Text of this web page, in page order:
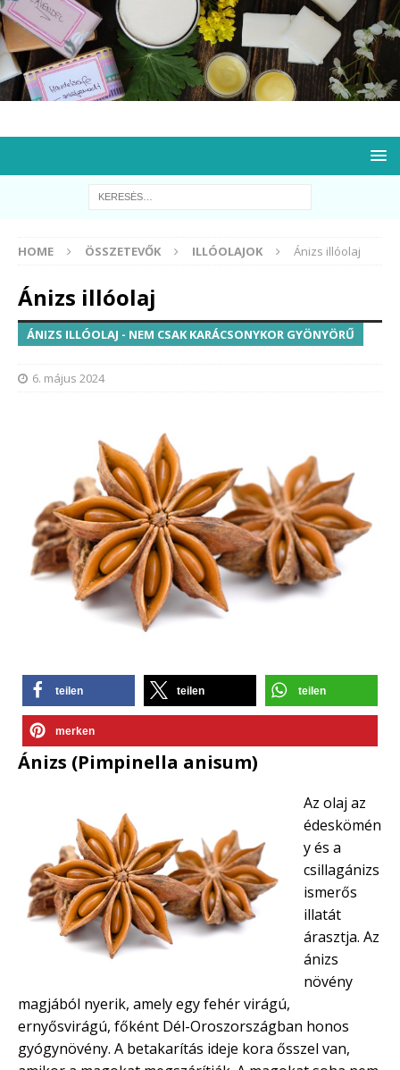
HOME ÖSSZETEVŐK ILLÓOLAJOK Ánizs illóolaj
Ánizs illóolaj
ÁNIZS ILLÓOLAJ - NEM CSAK KARÁCSONYKOR GYÖNYÖRŰ
6. május 2024
teilen teilen teilen
merken
Ánizs (Pimpinella anisum)
Az olaj az
édeskömén
y és a
csillagánizs
ismerős
illatát
árasztja. Az
ánizs
növény
magjából nyerik, amely egy fehér virágú,
ernyősvirágú, főként Dél-Oroszországban honos
gyógynövény. A betakarítás ideje kora ősszel van,